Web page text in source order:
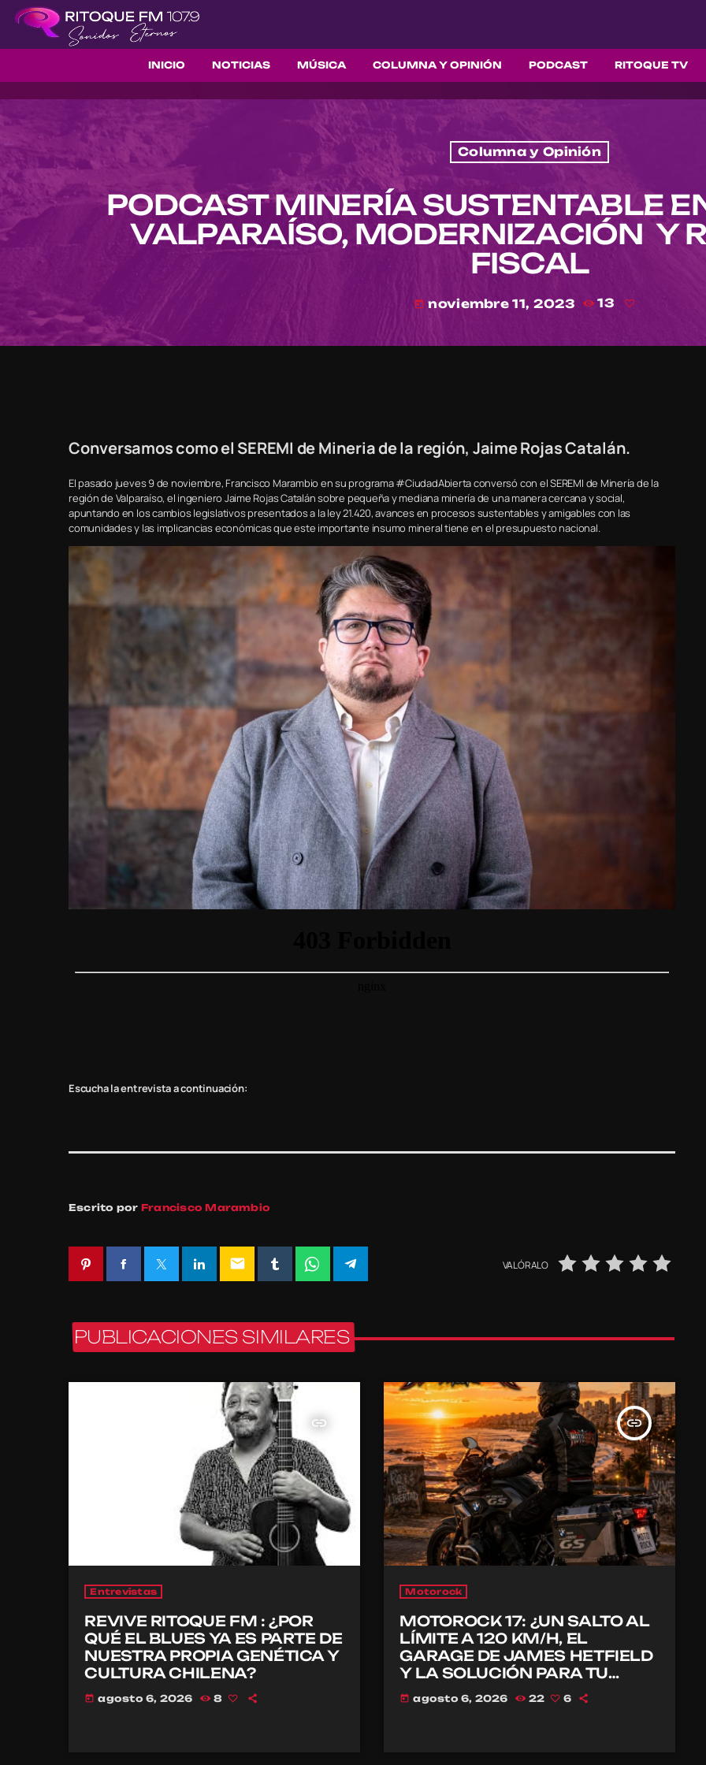
INICIO NOTICIAS MÚSICA COLUMNA Y OPINIÓN PODCAST RITOQUE TV
Columna y Opinión
PODCAST MINERÍA SUSTENTABLE
VALPARAÍSO, MODERNIZACIÓN Y
FISCAL
today noviembre 11, 2023 13
Conversamos como el SEREMI de Mineria de la región, Jaime Rojas Catalán.
El pasado jueves 9 de noviembre, Francisco Marambio en su programa #CiudadAbierta conversó con el SEREMI de Minería de la
región de Valparaíso, el ingeniero Jaime Rojas Catalán sobre pequeña y mediana minería de una manera cercana y social,
apuntando en los cambios legislativos presentados a la ley 21.420, avances en procesos sustentables y amigables con las
comunidades y las implicancias económicas que este importante insumo mineral tiene en el presupuesto nacional.
Escucha la entrevista a continuación:
Escrito por Francisco Marambio
email VALÓRALO
PUBLICACIONES SIMILARES
insert_link
Entrevistas
REVIVE RITOQUE FM : ¿POR
QUÉ EL BLUES YA ES PARTE DE
NUESTRA PROPIA GENÉTICA Y
CULTURA CHILENA?
today agosto 6, 2026 8
insert_link
Motorock
MOTOROCK 17: ¿UN SALTO AL
LÍMITE A 120 KM/H, EL
GARAGE DE JAMES HETFIELD
Y LA SOLUCIÓN PARA TU
CASCO?
today agosto 6, 2026 22 6